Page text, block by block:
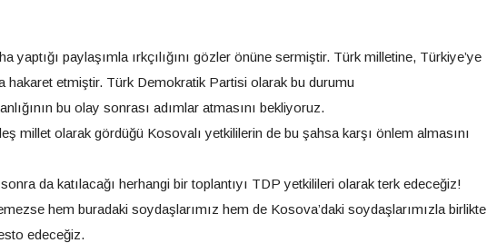
paylaşımla ırkçılığını gözler önüne sermiştir. Türk milletine, Türkiye’ye
hakaret etmiştir. Türk Demokratik Partisi olarak bu durumu
bu olay sonrası adımlar atmasını bekliyoruz.
millet olarak gördüğü Kosovalı yetkililerin de bu şahsa karşı önlem almasını
da katılacağı herhangi bir toplantıyı TDP yetkilileri olarak terk edeceğiz!
hem buradaki soydaşlarımız hem de Kosova’daki soydaşlarımızla birlikte
edeceğiz.